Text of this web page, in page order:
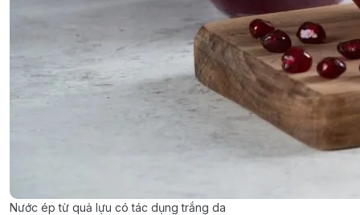
Nước ép từ quả lựu có tác dụng trắng da